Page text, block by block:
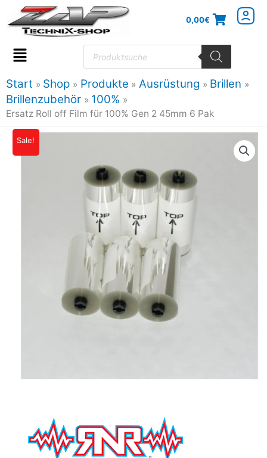
Inhalt
springen
0,00€
Flyout
Menu
Products
search
Start Shop Produkte Ausrüstung
Brillen
Brillenzubehör
100%
Ersatz Roll off Film für 100% Gen 2 45mm 6 Pak
Sale!
Preis
war:
16,95€
Aktueller
Preis
ist:
15,26€.
Ersatz
Roll